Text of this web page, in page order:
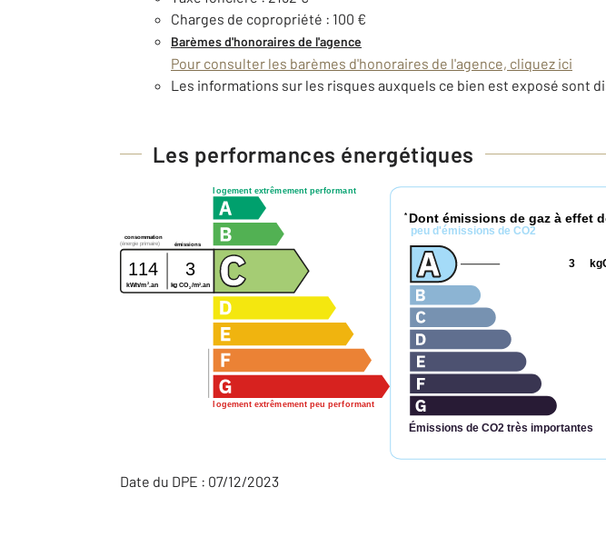
Charges de copropriété : 100 €
Barèmes d'honoraires de l'agence
Pour consulter les barèmes d'honoraires de l'agence, cliquez ici
Les informations sur les risques auxquels ce bien est exposé sont
Les performances énergétiques
logement extrêmement performant
logement extrêmement peu performant
consommation
émissions
(énergie primaire)
114 3
kWh/m 2 .an kg CO2/m2 .an
* Dont émissions de gaz à effet
peu d'émissions de CO2
Émissions de CO2 très importantes
3
Date du DPE : 07/12/2023